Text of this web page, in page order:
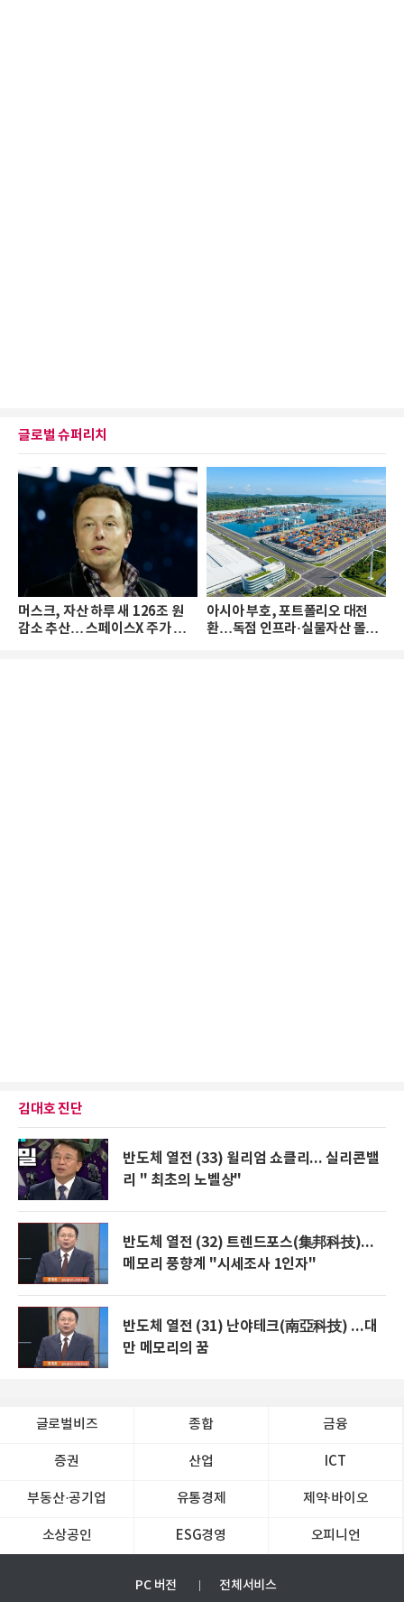
글로벌 슈퍼리치
머스크, 자산 하루 새 126조 원
감소 추산… 스페이스X 주가 하
아시아 부호, 포트폴리오 대전
환…독점 인프라·실물자산 몰린
김대호 진단
반도체 열전 (33) 윌리엄 쇼클리... 실리콘밸
리 " 최초의 노벨상"
반도체 열전 (32) 트렌드포스(集邦科技)...
메모리 풍향계 "시세조사 1인자"
반도체 열전 (31) 난야테크(南亞科技) ...대
만 메모리의 꿈
글로벌비즈 종합 금융
증권 산업 ICT
부동산·공기업 유통경제 제약∙바이오
소상공인 ESG경영 오피니언
PC 버전 전체서비스